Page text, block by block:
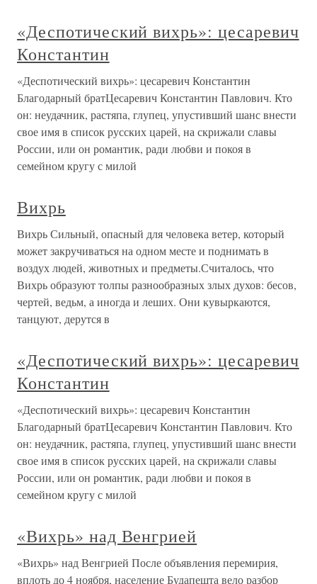
«Деспотический вихрь»: цесаревич
Константин
«Деспотический вихрь»: цесаревич Константин
Благодарный братЦесаревич Константин Павлович. Кто
он: неудачник, растяпа, глупец, упустивший шанс внести
свое имя в список русских царей, на скрижали славы
России, или он романтик, ради любви и покоя в
семейном кругу с милой
Вихрь
Вихрь Сильный, опасный для человека ветер, который
может закручиваться на одном месте и поднимать в
воздух людей, животных и предметы.Считалось, что
Вихрь образуют толпы разнообразных злых духов: бесов,
чертей, ведьм, а иногда и леших. Они кувыркаются,
танцуют, дерутся в
«Деспотический вихрь»: цесаревич
Константин
«Деспотический вихрь»: цесаревич Константин
Благодарный братЦесаревич Константин Павлович. Кто
он: неудачник, растяпа, глупец, упустивший шанс внести
свое имя в список русских царей, на скрижали славы
России, или он романтик, ради любви и покоя в
семейном кругу с милой
«Вихрь» над Венгрией
«Вихрь» над Венгрией После объявления перемирия,
вплоть до 4 ноября, население Будапешта вело разбор